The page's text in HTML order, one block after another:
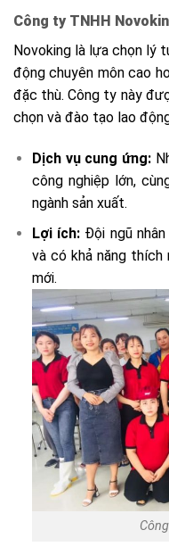
Công ty TNHH
Novoking là lựa chọn lý
động chuyên môn cao
đặc thù. Công ty này
chọn và đào tạo lao
Dịch vụ cung ứng:
công nghiệp lớn,
ngành sản xuất.
Lợi ích: Đội ngũ
và có khả năng thích
mới.